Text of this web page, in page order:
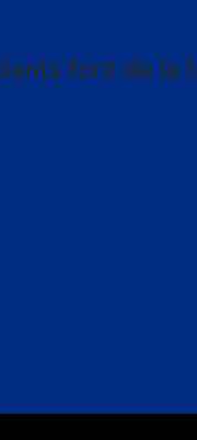
font de la